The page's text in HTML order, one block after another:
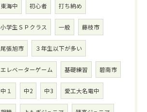
東海中 初心者 打ち納め
小学生ＳＰクラス 一般 藤枝市
尾張旭市 ３年生以下が多い
エレベーターゲーム 基礎練習 碧南市
中１ 中2 中3 愛工大名電中